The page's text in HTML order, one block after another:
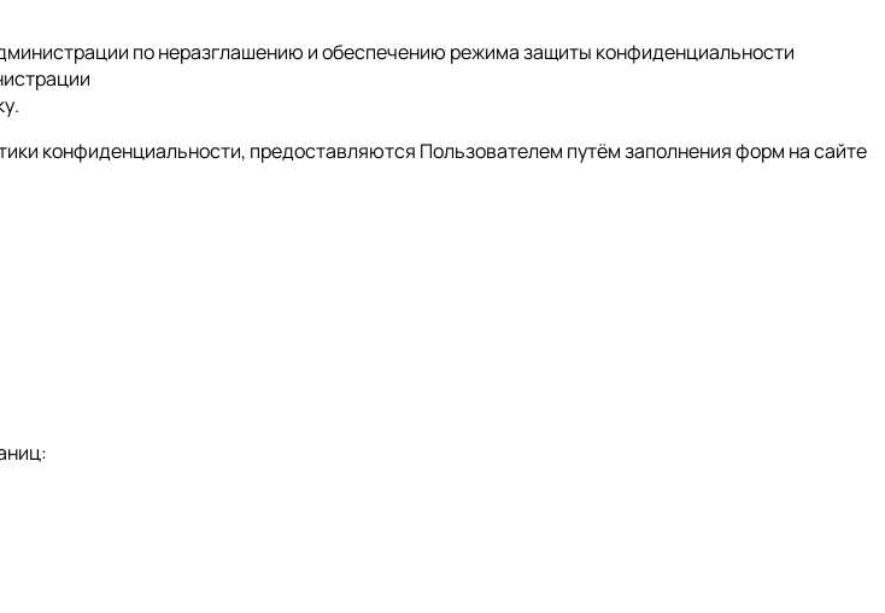
по неразглашению и обеспечению режима защиты конфиденциальности
конфиденциальности, предоставляются Пользователем путём заполнения форм на сайте